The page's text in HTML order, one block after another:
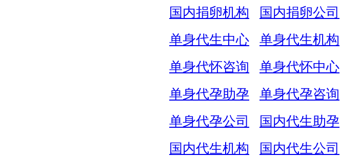
国内捐卵机构
国内捐卵公司
单身代生中心
单身代生机构
单身代怀咨询
单身代怀中心
单身代孕助孕
单身代孕咨询
单身代孕公司
国内代生助孕
国内代生机构
国内代生公司